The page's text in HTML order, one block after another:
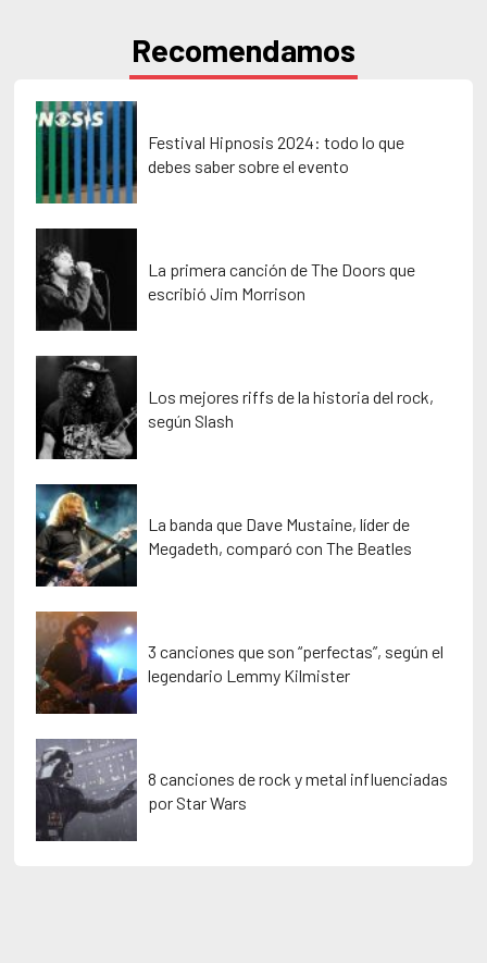
Recomendamos
Festival Hipnosis 2024: todo lo que
debes saber sobre el evento
La primera canción de The Doors que
escribió Jim Morrison
Los mejores riffs de la historia del rock,
según Slash
La banda que Dave Mustaine, líder de
Megadeth, comparó con The Beatles
3 canciones que son “perfectas”, según el
legendario Lemmy Kilmister
8 canciones de rock y metal influenciadas
por Star Wars